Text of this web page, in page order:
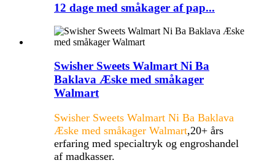
12 dage med småkager af pap...
Swisher Sweets Walmart Ni Ba
Baklava Æske med småkager
Walmart
Swisher Sweets Walmart Ni Ba Baklava
Æske med småkager Walmart,20+ års
erfaring med specialtryk og engroshandel
af madkasser.